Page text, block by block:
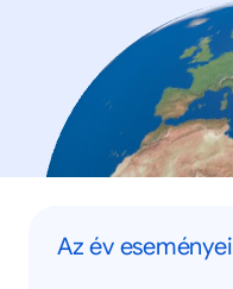
Az év eseményei